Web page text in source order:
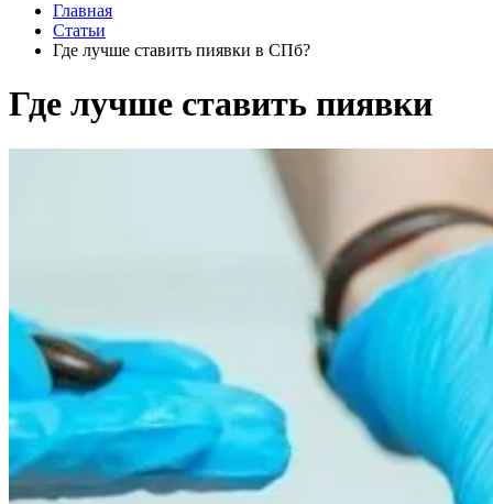
Главная
Статьи
Где лучше ставить пиявки в СПб?
Где лучше ставить пиявки